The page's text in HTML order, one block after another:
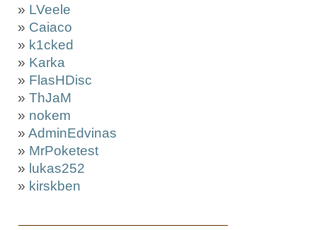
» LVeele
» Caiaco
» k1cked
» Karka
» FlasHDisc
» ThJaM
» nokem
» AdminEdvinas
» MrPoketest
» lukas252
» kirskben